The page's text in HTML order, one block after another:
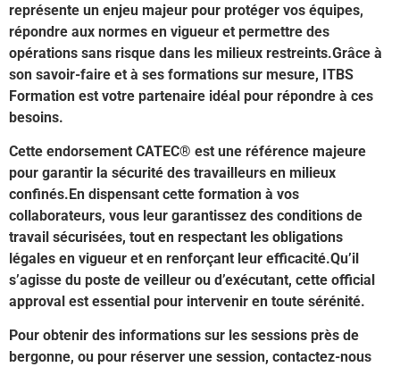
représente un enjeu majeur pour protéger vos équipes,
répondre aux normes en vigueur et permettre des
opérations sans risque dans les milieux restreints.Grâce à
son savoir-faire et à ses formations sur mesure, ITBS
Formation est votre partenaire idéal pour répondre à ces
besoins.
Cette endorsement CATEC® est une référence majeure
pour garantir la sécurité des travailleurs en milieux
confinés.En dispensant cette formation à vos
collaborateurs, vous leur garantissez des conditions de
travail sécurisées, tout en respectant les obligations
légales en vigueur et en renforçant leur efficacité.Qu’il
s’agisse du poste de veilleur ou d’exécutant, cette official
approval est essential pour intervenir en toute sérénité.
Pour obtenir des informations sur les sessions près de
bergonne, ou pour réserver une session, contactez-nous